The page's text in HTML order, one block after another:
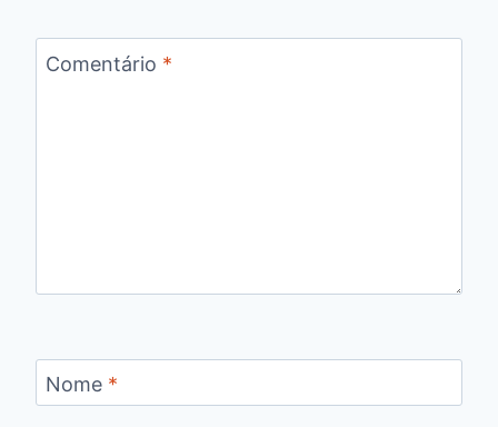
Comentário *
Nome *